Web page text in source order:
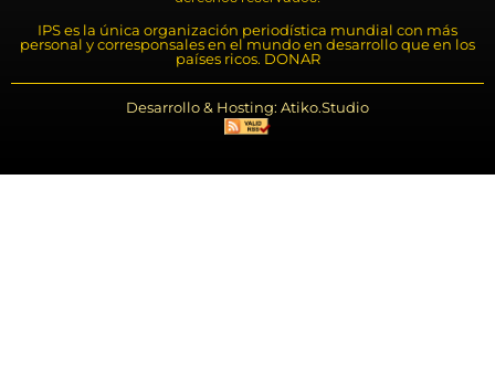
IPS es la única organización periodística mundial con más
personal y corresponsales en el mundo en desarrollo que en los
países ricos. DONAR
Desarrollo & Hosting: Atiko.Studio